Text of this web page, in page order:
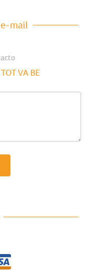
mail
VA BE